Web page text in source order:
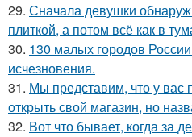
29. Сначала девушки
плиткой, а потом всё как в
30. 130 малых городов
исчезновения.
31. Мы представим, что у вас
открыть свой магазин, но
32. Вот что бывает, когда за